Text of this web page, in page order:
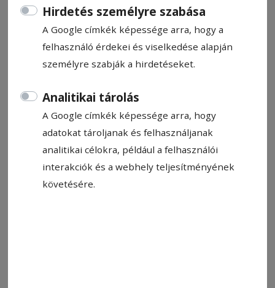
Hirdetés személyre szabása
A Google címkék képessége arra, hogy a
felhasználó érdekei és viselkedése alapján
személyre szabják a hirdetéseket.
Analitikai tárolás
A Google címkék képessége arra, hogy
adatokat tároljanak és felhasználjanak
analitikai célokra, például a felhasználói
interakciók és a webhely teljesítményének
követésére.
Állítsa be, hogy a Google-
találatokban a Hargita Népe elöl